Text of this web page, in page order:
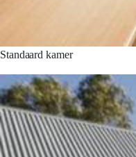
Standaard kamer